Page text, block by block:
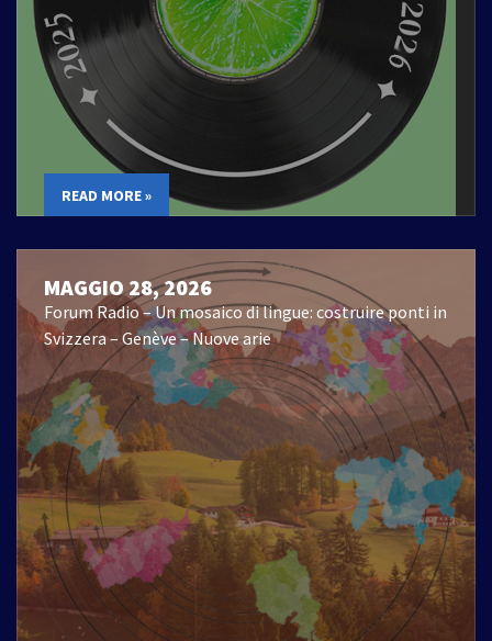
READ MORE »
MAGGIO 28, 2026
Forum Radio – Un mosaico di lingue: costruire ponti in
Svizzera – Genève – Nuove arie